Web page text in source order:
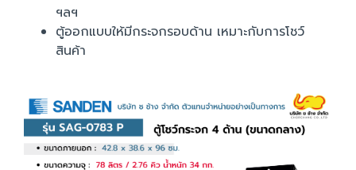
ฯลฯ
ตู้ออกแบบให้มีกระจกรอบด้าน เหมาะกับการโชว์
สินค้า